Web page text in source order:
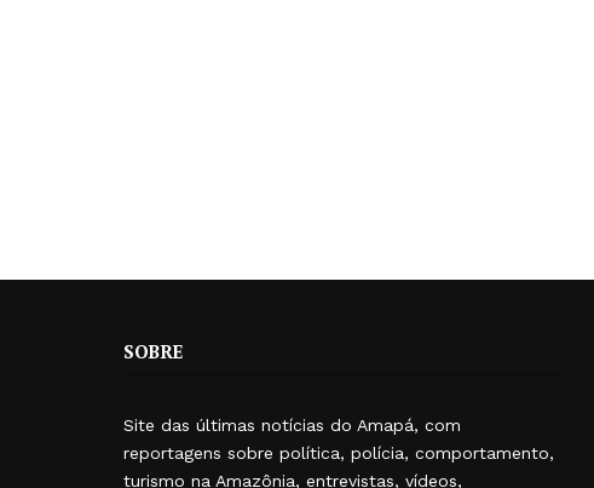
SOBRE
Site das últimas notícias do Amapá, com
reportagens sobre política, polícia, comportamento,
turismo na Amazônia, entrevistas, vídeos,